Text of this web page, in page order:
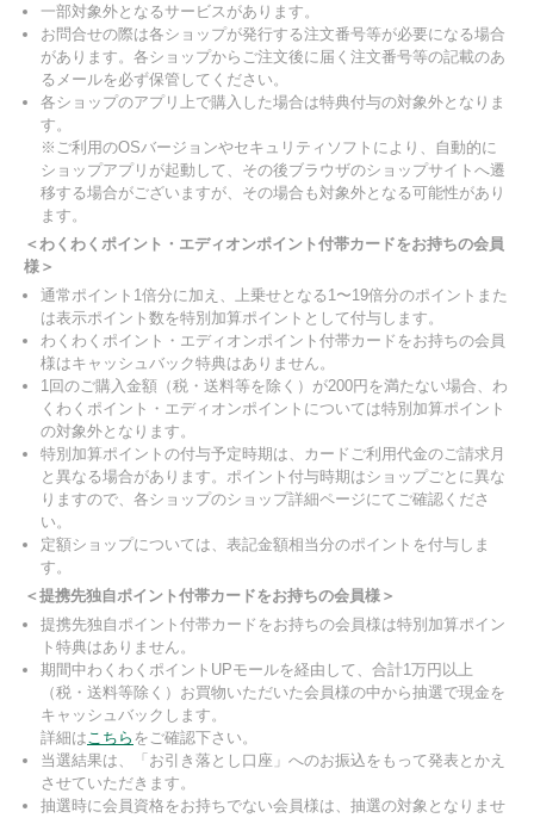
一部対象外となるサービスがあります。
お問合せの際は各ショップが発行する注文番号等が必要になる場合
があります。各ショップからご注文後に届く注文番号等の記載のあ
るメールを必ず保管してください。
各ショップのアプリ上で購入した場合は特典付与の対象外となりま
す。
※ご利用のOSバージョンやセキュリティソフトにより、自動的に
ショップアプリが起動して、その後ブラウザのショップサイトへ遷
移する場合がございますが、その場合も対象外となる可能性があり
ます。
＜わくわくポイント・エディオンポイント付帯カードをお持ちの会員
様＞
通常ポイント1倍分に加え、上乗せとなる1〜19倍分のポイントまた
は表示ポイント数を特別加算ポイントとして付与します。
わくわくポイント・エディオンポイント付帯カードをお持ちの会員
様はキャッシュバック特典はありません。
1回のご購入金額（税・送料等を除く）が200円を満たない場合、わ
くわくポイント・エディオンポイントについては特別加算ポイント
の対象外となります。
特別加算ポイントの付与予定時期は、カードご利用代金のご請求月
と異なる場合があります。ポイント付与時期はショップごとに異な
りますので、各ショップのショップ詳細ページにてご確認くださ
い。
定額ショップについては、表記金額相当分のポイントを付与しま
す。
＜提携先独自ポイント付帯カードをお持ちの会員様＞
提携先独自ポイント付帯カードをお持ちの会員様は特別加算ポイン
ト特典はありません。
期間中わくわくポイントUPモールを経由して、合計1万円以上
（税・送料等除く）お買物いただいた会員様の中から抽選で現金を
キャッシュバックします。
詳細はこちら をご確認下さい。
当選結果は、「お引き落とし口座」へのお振込をもって発表とかえ
させていただきます。
抽選時に会員資格をお持ちでない会員様は、抽選の対象となりませ